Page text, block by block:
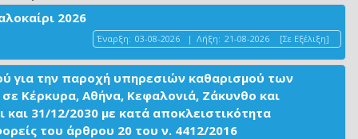
2026
Έναρξη: 03-08-2026 | Λήξη: 21-08-2026 [Σε Εξέλιξη]
για την παροχή υπηρεσιών καθαρισμού των
Κέρκυρα, Αθήνα, Κεφαλονιά, Ζάκυνθο και
31/12/2030 με κατά αποκλειστικότητα
του άρθρου 20 του ν. 4412/2016